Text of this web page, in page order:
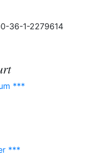
36-1-2279614
***
***